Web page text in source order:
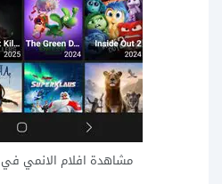
مشاهدة افلام الانمي في bee tv تحميل apk